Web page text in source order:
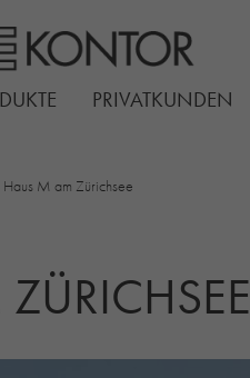
PRIVATKUNDEN
Haus M am Zürichsee